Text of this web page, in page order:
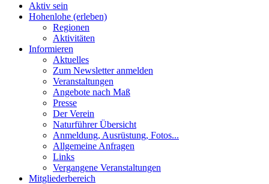
Aktiv sein
Hohenlohe (erleben)
Regionen
Aktivitäten
Informieren
Aktuelles
Zum Newsletter anmelden
Veranstaltungen
Angebote nach Maß
Presse
Der Verein
Naturführer Übersicht
Anmeldung, Ausrüstung, Fotos...
Allgemeine Anfragen
Links
Vergangene Veranstaltungen
Mitgliederbereich